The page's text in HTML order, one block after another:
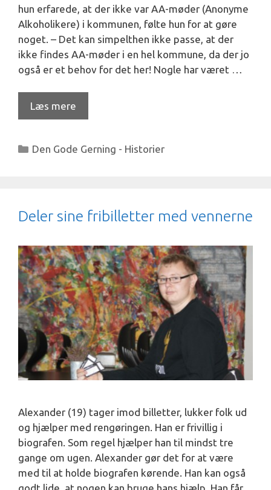
hun erfarede, at der ikke var AA-møder (Anonyme
Alkoholikere) i kommunen, følte hun for at gøre
noget. – Det kan simpelthen ikke passe, at der
ikke findes AA-møder i en hel kommune, da der jo
også er et behov for det her! Nogle har været …
Læs mere
Kategorier
Den Gode Gerning - Historier
Deler sine fribilletter med vennerne
Alexander (19) tager imod billetter, lukker folk ud
og hjælper med rengøringen. Han er frivillig i
biografen. Som regel hjælper han til mindst tre
gange om ugen. Alexander gør det for at være
med til at holde biografen kørende. Han kan også